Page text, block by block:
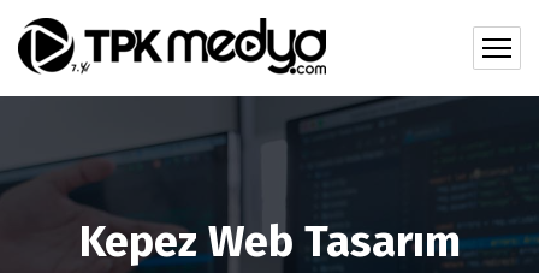
Kepez Web Tasarım